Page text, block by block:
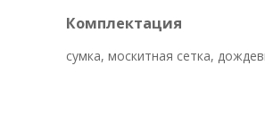
Комплектация
сумка, москитная сетка,